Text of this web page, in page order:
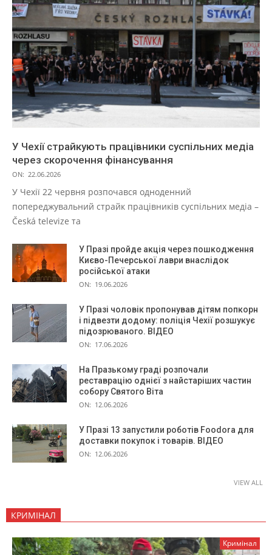
У Чехії страйкують працівники суспільних медіа
через скорочення фінансування
ON: 22.06.2026
У Чехії 22 червня розпочався одноденний
попереджувальний страйк працівників суспільних медіа –
Česká televize та
У Празі пройде акція через пошкодження
Києво-Печерської лаври внаслідок
російської атаки
ON: 19.06.2026
У Празі чоловік пропонував дітям попкорн
і підвезти додому: поліція Чехії розшукує
підозрюваного. ВІДЕО
ON: 17.06.2026
На Празькому граді розпочали
реставрацію однієї з найстаріших частин
собору Святого Віта
ON: 12.06.2026
У Празі 13 запустили роботів Foodora для
доставки покупок і товарів. ВІДЕО
ON: 12.06.2026
VIEW ALL
КРИМІНАЛ
Кримінал